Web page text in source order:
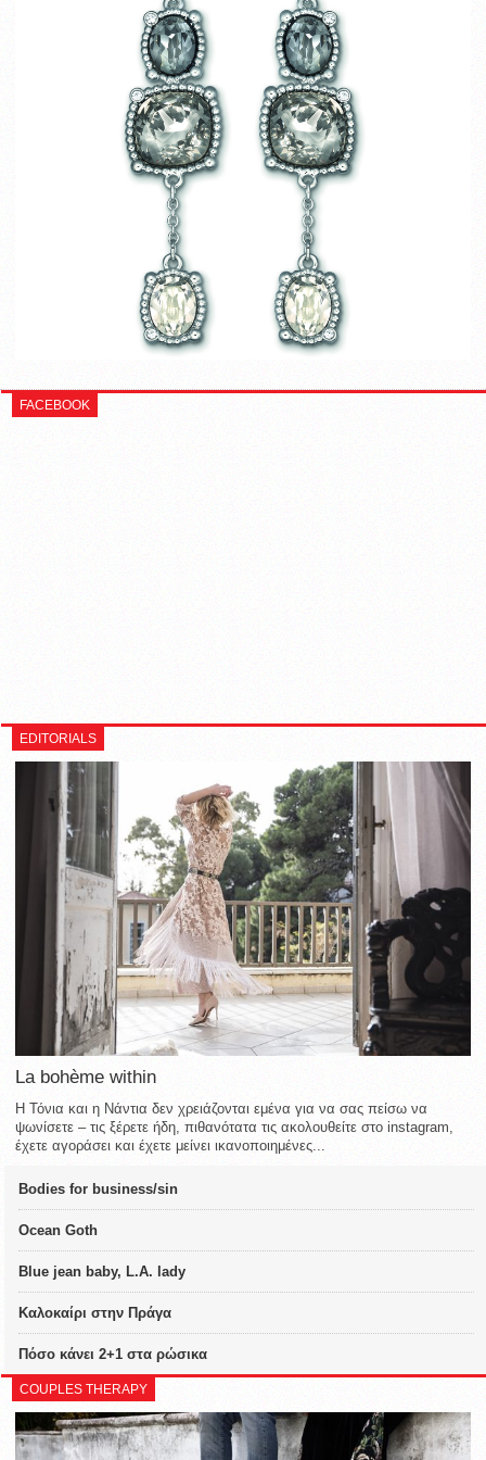
FACEBOOK
EDITORIALS
La bohème within
Η Τόνια και η Νάντια δεν χρειάζονται εμένα για να σας πείσω να
ψωνίσετε – τις ξέρετε ήδη, πιθανότατα τις ακολουθείτε στο instagram,
έχετε αγοράσει και έχετε μείνει ικανοποιημένες...
Bodies for business/sin
Ocean Goth
Blue jean baby, L.A. lady
Καλοκαίρι στην Πράγα
Πόσο κάνει 2+1 στα ρώσικα
COUPLES THERAPY